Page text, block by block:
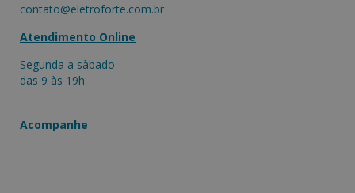
contato@eletroforte.com.br
Atendimento Online
Segunda a sàbado
das 9 às 19h
Acompanhe